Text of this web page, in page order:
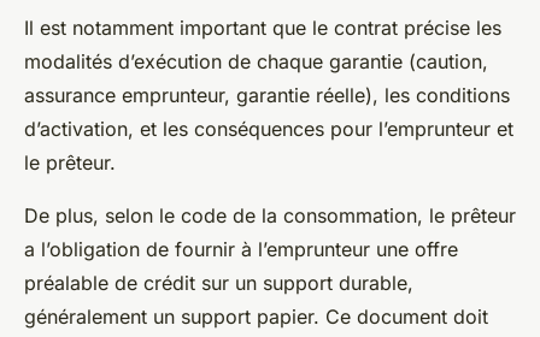
Il est notamment important que le contrat précise les
modalités d’exécution de chaque garantie (caution,
assurance emprunteur, garantie réelle), les conditions
d’activation, et les conséquences pour l’emprunteur et
le prêteur.
De plus, selon le code de la consommation, le prêteur
a l’obligation de fournir à l’emprunteur une offre
préalable de crédit sur un support durable,
généralement un support papier. Ce document doit